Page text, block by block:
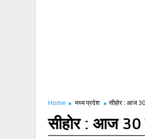
Home मध्य प्रदेश सीहोर : आज 30
सीहोर : आज 30